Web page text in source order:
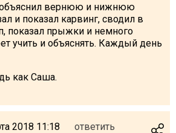
объяснил вернюю и нижнюю
и показал карвинг, сводил в
показал прыжки и немного
учить и объяснять. Каждый день
как Саша.
2018 11:18 ответить